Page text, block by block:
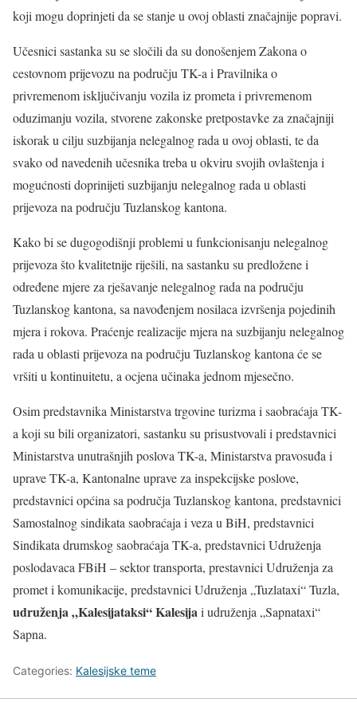
koji mogu doprinjeti da se stanje u ovoj oblasti značajnije popravi.
Učesnici sastanka su se sločili da su donošenjem Zakona o
cestovnom prijevozu na području TK-a i Pravilnika o
privremenom isključivanju vozila iz prometa i privremenom
oduzimanju vozila, stvorene zakonske pretpostavke za značajniji
iskorak u cilju suzbijanja nelegalnog rada u ovoj oblasti, te da
svako od navedenih učesnika treba u okviru svojih ovlaštenja i
mogućnosti doprinijeti suzbijanju nelegalnog rada u oblasti
prijevoza na području Tuzlanskog kantona.
Kako bi se dugogodišnji problemi u funkcionisanju nelegalnog
prijevoza što kvalitetnije riješili, na sastanku su predložene i
određene mjere za rješavanje nelegalnog rada na području
Tuzlanskog kantona, sa navođenjem nosilaca izvršenja pojedinih
mjera i rokova. Praćenje realizacije mjera na suzbijanju nelegalnog
rada u oblasti prijevoza na području Tuzlanskog kantona će se
vršiti u kontinuitetu, a ocjena učinaka jednom mjesečno.
Osim predstavnika Ministarstva trgovine turizma i saobraćaja TK-
a koji su bili organizatori, sastanku su prisustvovali i predstavnici
Ministarstva unutrašnjih poslova TK-a, Ministarstva pravosuđa i
uprave TK-a, Kantonalne uprave za inspekcijske poslove,
predstavnici općina sa područja Tuzlanskog kantona, predstavnici
Samostalnog sindikata saobraćaja i veza u BiH, predstavnici
Sindikata drumskog saobraćaja TK-a, predstavnici Udruženja
poslodavaca FBiH – sektor transporta, prestavnici Udruženja za
promet i komunikacije, predstavnici Udruženja „Tuzlataxi“ Tuzla,
udruženja „Kalesijataksi“ Kalesijai udruženja „Sapnataxi“
Sapna.
Categories: Kalesijske teme